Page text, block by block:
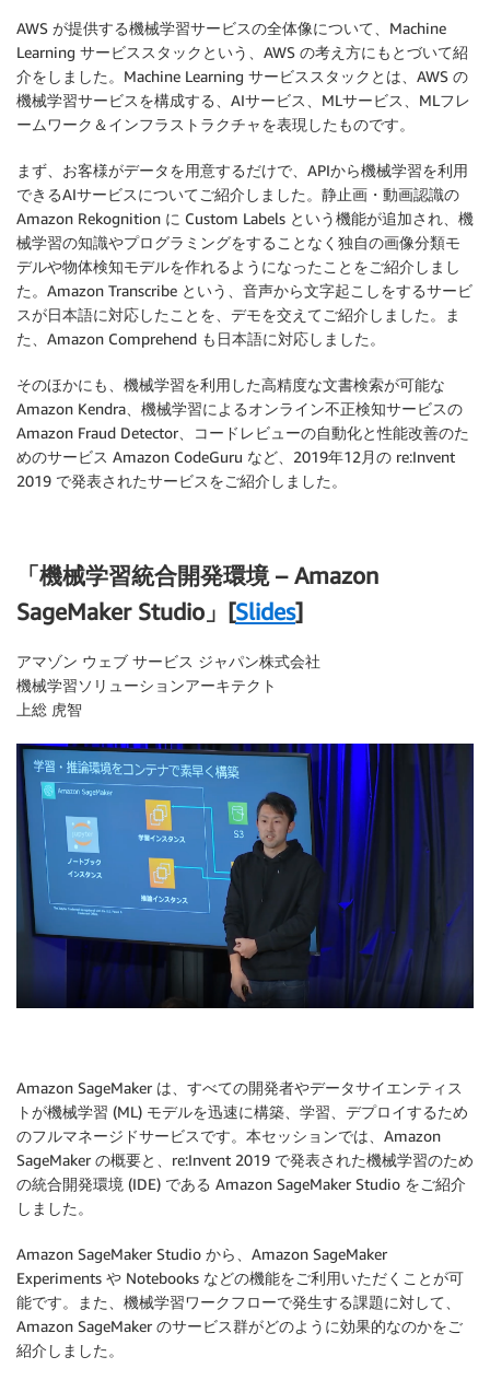
AWS が提供する機械学習サービスの全体像について、Machine
Learning サービススタックという、AWS の考え方にもとづいて紹
介をしました。Machine Learning サービススタックとは、AWS の
機械学習サービスを構成する、AIサービス、MLサービス、MLフレ
ームワーク＆インフラストラクチャを表現したものです。
まず、お客様がデータを用意するだけで、APIから機械学習を利用
できるAIサービスについてご紹介しました。静止画・動画認識の
Amazon Rekognition に Custom Labels という機能が追加され、機
械学習の知識やプログラミングをすることなく独自の画像分類モ
デルや物体検知モデルを作れるようになったことをご紹介しまし
た。Amazon Transcribe という、音声から文字起こしをするサービ
スが日本語に対応したことを、デモを交えてご紹介しました。ま
た、Amazon Comprehend も日本語に対応しました。
そのほかにも、機械学習を利用した高精度な文書検索が可能な
Amazon Kendra、機械学習によるオンライン不正検知サービスの
Amazon Fraud Detector、コードレビューの自動化と性能改善のた
めのサービス Amazon CodeGuru など、2019年12月の re:Invent
2019 で発表されたサービスをご紹介しました。
「機械学習統合開発環境 – Amazon
SageMaker Studio」[Slides]
アマゾン ウェブ サービス ジャパン株式会社
機械学習ソリューションアーキテクト
上総 虎智
Amazon SageMaker は、すべての開発者やデータサイエンティス
トが機械学習 (ML) モデルを迅速に構築、学習、デプロイするため
のフルマネージドサービスです。本セッションでは、Amazon
SageMaker の概要と、re:Invent 2019 で発表された機械学習のため
の統合開発環境 (IDE) である Amazon SageMaker Studio をご紹介
しました。
Amazon SageMaker Studio から、Amazon SageMaker
Experiments や Notebooks などの機能をご利用いただくことが可
能です。また、機械学習ワークフローで発生する課題に対して、
Amazon SageMaker のサービス群がどのように効果的なのかをご
紹介しました。